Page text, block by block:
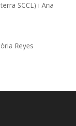
SCCL) i Ana
Reyes